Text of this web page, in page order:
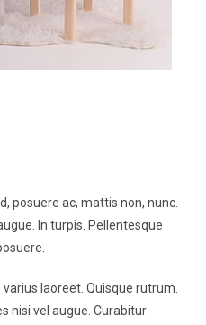
posuere ac, mattis non, nunc.
In turpis. Pellentesque
laoreet. Quisque rutrum.
nisi vel augue. Curabitur